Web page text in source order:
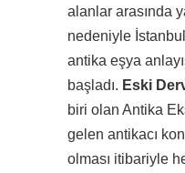
alanlar arasında
nedeniyle
antika eşya
başladı. Eski
biri olan Antika
gelen antikacı
olması itibariyle